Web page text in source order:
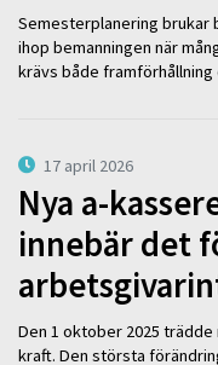
Semesterplanering brukar
ihop bemanningen när
krävs både
17 april 2026
Nya a-
innebär det
Den 1 oktober 2025
kraft. Den största